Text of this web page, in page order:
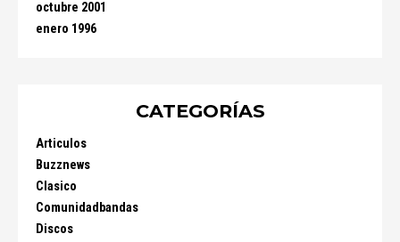
octubre 2001
enero 1996
CATEGORÍAS
Articulos
Buzznews
Clasico
Comunidadbandas
Discos